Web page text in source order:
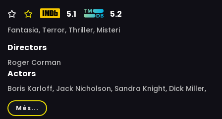
5.1 5.2
Fantasia, Terror, Thriller, Misteri
Directors
Roger Corman
Actors
Boris Karloff, Jack Nicholson, Sandra Knight, Dick Miller,
Dorothy Neumann, Jonathan Haze
Més...